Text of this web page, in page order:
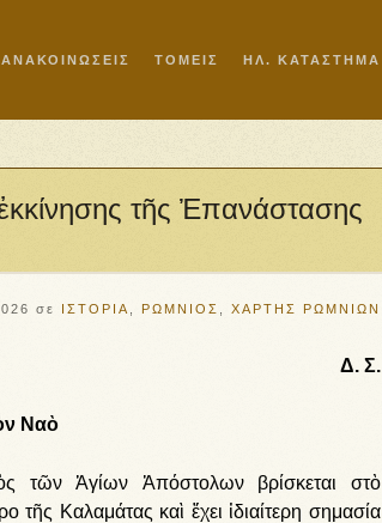
ΑΝΑΚΟΙΝΩΣΕΙΣ ΤΟΜΕΙΣ ΗΛ. ΚΑΤΑΣΤΗΜΑ
τῆς Ἐπανάστασης
σε ΙΣΤΟΡΙΑ ΡΩΜΝΙΟΣ ΧΑΡΤΗΣ ΡΩΜΝΙΩΝ
Δ. Σ.
Ναὸ
τῶν Ἁγίων Ἀπόστολων βρίσκεται στὸ
τῆς Καλαμάτας καὶ ἔχει ἰδιαίτερη σημασία